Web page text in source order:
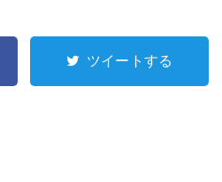
ツイートする